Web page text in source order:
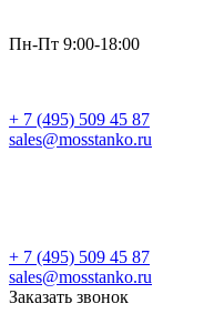
Пн-Пт 9:00-18:00
+ 7 (495) 509 45 87
sales@mosstanko.ru
+ 7 (495) 509 45 87
sales@mosstanko.ru
Заказать звонок